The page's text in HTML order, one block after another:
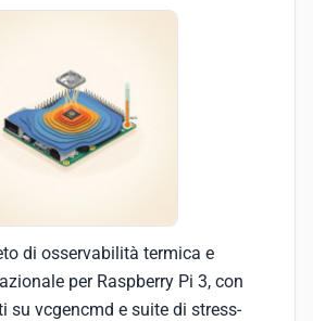
di osservabilità termica e
per Raspberry Pi 3, con
su vcgencmd e suite di stress-